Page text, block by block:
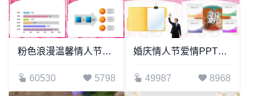
粉色浪漫温馨情人节幻灯片PPT模板
60530 5798
婚庆情人节爱情PPT模板
49987 8968